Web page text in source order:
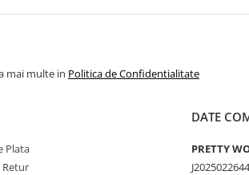
mai multe in Politica de Confidentialitate
Plata
Retur
DATE
PRETTY